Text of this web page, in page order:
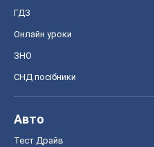
ГДЗ
Онлайн уроки
ЗНО
СНД посібники
Авто
Тест Драйв